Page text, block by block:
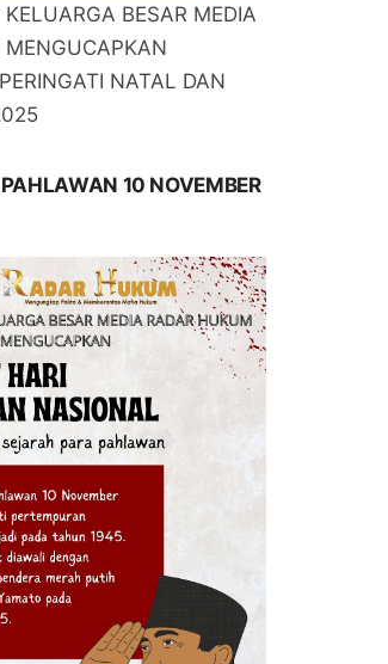
BESAR MEDIA
NATAL DAN
10 NOVEMBER